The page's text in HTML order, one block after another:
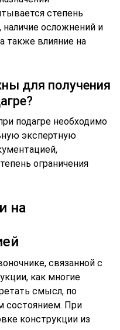
степень
осложнений и
также влияние на
для получения
подагре необходимо
экспертную
ограничения
на
связанной с
как многие
смысл, по
состоянием. При
конструкции из